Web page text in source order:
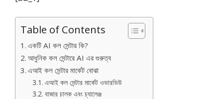
Table of Contents
একটি AI কল সেন্টার কি?
আধুনিক কল সেন্টারে AI এর গুরুত্ব
এআই কল সেন্টার মার্কেট বোঝা
এআই কল সেন্টার মার্কেট ওভারভিউ
বাজার চালক এবং চ্যালেঞ্জ